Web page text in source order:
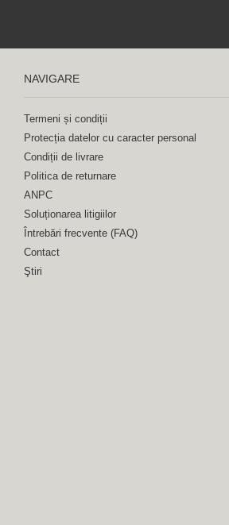
NAVIGARE
Termeni și condiții
Protecția datelor cu caracter personal
Condiții de livrare
Politica de returnare
ANPC
Soluționarea litigiilor
Întrebări frecvente (FAQ)
Contact
Ştiri